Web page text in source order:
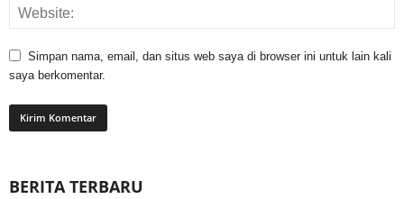
Simpan nama, email, dan situs web saya di browser ini untuk lain kali
saya berkomentar.
BERITA TERBARU